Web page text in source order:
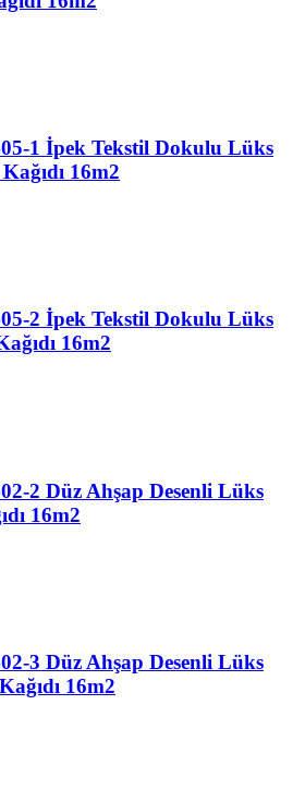
1 İpek Tekstil Dokulu Lüks
16m2
2 İpek Tekstil Dokulu Lüks
16m2
2 Düz Ahşap Desenli Lüks
16m2
3 Düz Ahşap Desenli Lüks
16m2